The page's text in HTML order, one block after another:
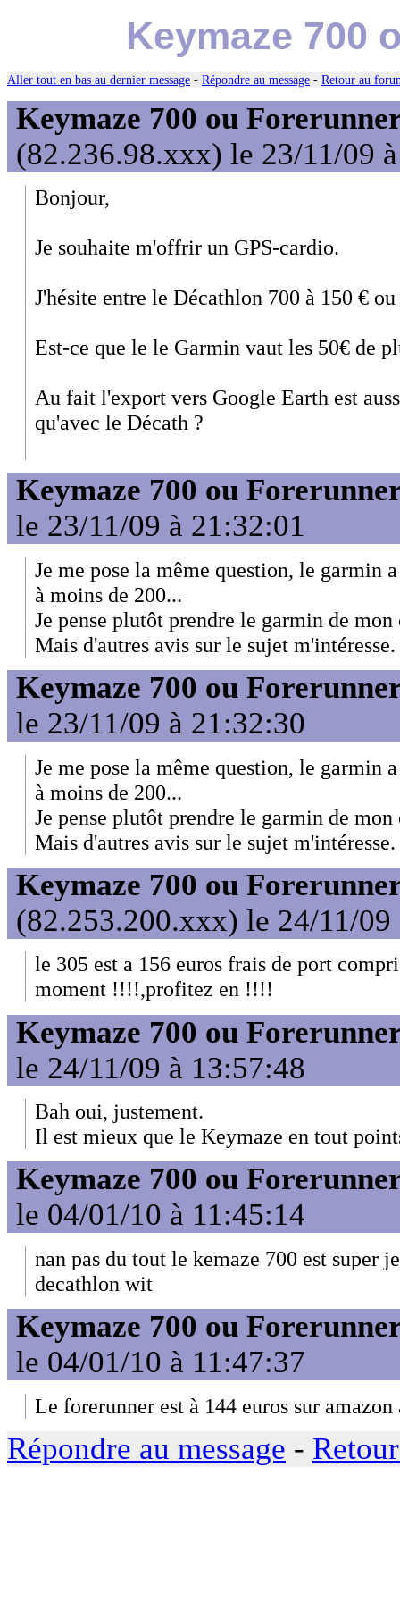
Keymaze 700
Aller tout en bas au dernier message - Répondre au message - Retour au
Keymaze 700 ou
(82.236.98.xxx) le 23/11/09
Bonjour,
Je souhaite m'offrir un GPS-cardio.
J'hésite entre le Décathlon 700 à 150 €
Est-ce que le le Garmin vaut les 50€ de
Au fait l'export vers Google Earth est
qu'avec le Décath ?
Keymaze 700 ou
le 23/11/09 à 21:32:01
Je me pose la même question, le garmin
à moins de 200...
Je pense plutôt prendre le garmin de mon
Mais d'autres avis sur le sujet m'intéresse.
Keymaze 700 ou
le 23/11/09 à 21:32:30
Je me pose la même question, le garmin
à moins de 200...
Je pense plutôt prendre le garmin de mon
Mais d'autres avis sur le sujet m'intéresse.
Keymaze 700 ou
(82.253.200.xxx) le 24/11/09
le 305 est a 156 euros frais de port
moment !!!!,profitez en !!!!
Keymaze 700 ou
le 24/11/09 à 13:57:48
Bah oui, justement.
Il est mieux que le Keymaze en tout
Keymaze 700 ou
le 04/01/10 à 11:45:14
nan pas du tout le kemaze 700 est super
decathlon wit
Keymaze 700 ou
le 04/01/10 à 11:47:37
Le forerunner est à 144 euros sur
Répondre au message -